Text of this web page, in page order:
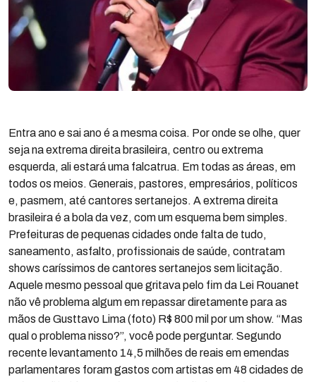
Entra ano e sai ano é a mesma coisa. Por onde se olhe, quer
seja na extrema direita brasileira, centro ou extrema
esquerda, ali estará uma falcatrua. Em todas as áreas, em
todos os meios. Generais, pastores, empresários, políticos
e, pasmem, até cantores sertanejos. A extrema direita
brasileira é a bola da vez, com um esquema bem simples.
Prefeituras de pequenas cidades onde falta de tudo,
saneamento, asfalto, profissionais de saúde, contratam
shows caríssimos de cantores sertanejos sem licitação.
Aquele mesmo pessoal que gritava pelo fim da Lei Rouanet
não vê problema algum em repassar diretamente para as
mãos de Gusttavo Lima (foto) R$ 800 mil por um show. “Mas
qual o problema nisso?”, você pode perguntar. Segundo
recente levantamento 14,5 milhões de reais em emendas
parlamentares foram gastos com artistas em 48 cidades de